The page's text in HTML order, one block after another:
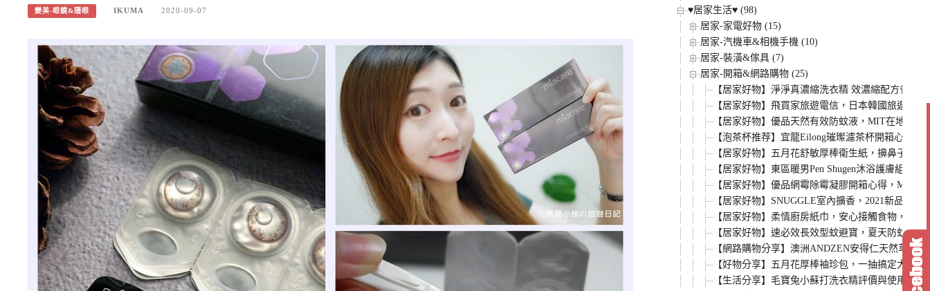
變美-眼鏡&隱眼 IKUMA 2020-09-07
♥居家生活♥ (98)
居家-家電好物 (15)
居家-汽機車&相機手機 (10)
居家-裝潢&傢具 (7)
居家-開箱&網路購物 (25)
【居家好物】淨淨真濃縮洗衣精 效濃縮配方省量
【居家好物】飛買家旅遊電信，日本韓國旅遊，
【居家好物】優品天然有效防蚊液，MIT在地品牌
【泡茶杯推荐】宜龍Eilong璀璨濾茶杯開箱心得
【居家好物】五月花舒敏厚棒衛生紙，擤鼻子、
【居家好物】東區暖男Pen Shugen沐浴護膚組，
【居家好物】優品網霉除霉凝膠開箱心得，MIT
【居家好物】SNUGGLE室內擴香，2021新品愉
【居家好物】柔情廚房紙巾，安心接觸食物，做
【居家好物】速必效長效型蚊避寶，夏天防蚊就用
【網路購物分享】澳洲ANDZEN安得仁天然草本
【好物分享】五月花厚棒袖珍包，一抽搞定大小
【生活分享】毛寶兔小蘇打洗衣精評價與使用心